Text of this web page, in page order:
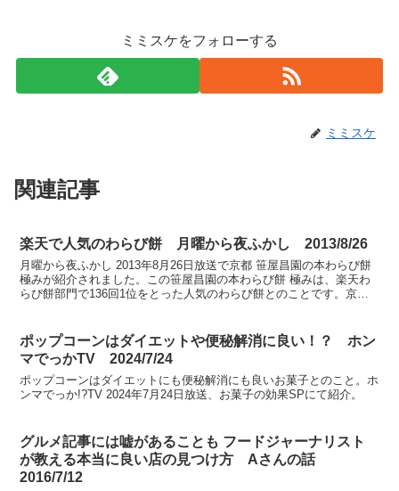
ミミスケをフォローする
ミミスケ
関連記事
楽天で人気のわらび餅 月曜から夜ふかし 2013/8/26
月曜から夜ふかし 2013年8月26日放送で京都 笹屋昌園の本わらび餅
極みが紹介されました。この笹屋昌園の本わらび餅 極みは、楽天わ
らび餅部門で136回1位をとった人気のわらび餅とのことです。京都
ポップコーンはダイエットや便秘解消に良い！？ ホン
マでっかTV 2024/7/24
ポップコーンはダイエットにも便秘解消にも良いお菓子とのこと。ホ
ンマでっか!?TV 2024年7月24日放送、お菓子の効果SPにて紹介。
グルメ記事には嘘があることも フードジャーナリスト
が教える本当に良い店の見つけ方 Aさんの話
2016/7/12